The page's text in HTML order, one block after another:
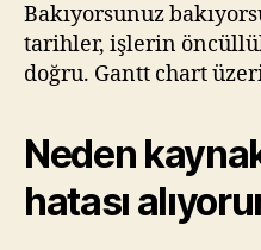
Bakıyorsunuz
tarihler, işlerin
doğru. Gantt chart
Neden
hatası